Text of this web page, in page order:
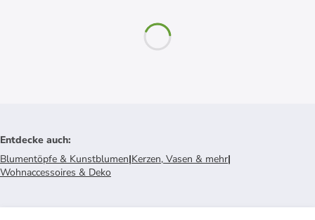
Entdecke auch:
Blumentöpfe & Kunstblumen|Kerzen, Vasen & mehr|
Wohnaccessoires & Deko